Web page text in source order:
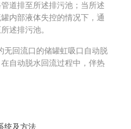
统及方法
道排至所述排污池；当所述
内部液体失控的情况下，通
述排污池。
无回流口的储罐虹吸口自动脱
自动脱水回流过程中，伴热